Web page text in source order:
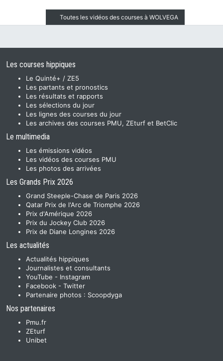
Toutes les vidéos des courses à WOLVEGA
Les courses hippiques
Le Quinté+ / ZE5
Les partants et pronostics
Les résultats et rapports
Les sélections du jour
Les lignes des courses du jour
Les archives des courses PMU, ZEturf et BetClic
Le multimedia
Les émissions vidéos
Les vidéos des courses PMU
Les photos des arrivées
Les Grands Prix 2026
Grand Steeple-Chase de Paris 2026
Qatar Prix de l'Arc de Triomphe 2026
Prix d'Amérique 2026
Prix du Jockey Club 2026
Prix de Diane Longines 2026
Les actualités
Actualités hippiques
Journalistes et consultants
YouTube - Instagram
Facebook - Twitter
Partenaire photos : Scoopdyga
Nos partenaires
Pmu.fr
ZEturf
Unibet